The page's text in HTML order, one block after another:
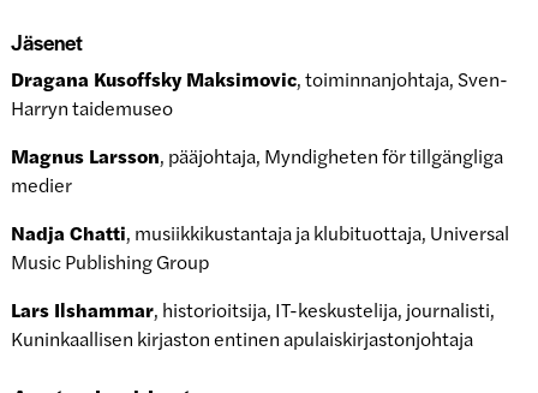
Jäsenet
Dragana Kusoffsky Maksimovic, toiminnanjohtaja, Sven-
Harryn taidemuseo
Magnus Larsson, pääjohtaja, Myndigheten för tillgängliga
medier
Nadja Chatti, musiikkikustantaja ja klubituottaja, Universal
Music Publishing Group
Lars Ilshammar, historioitsija, IT-keskustelija, journalisti,
Kuninkaallisen kirjaston entinen apulaiskirjastonjohtaja